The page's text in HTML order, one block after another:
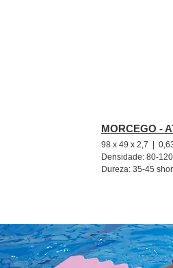
MORCEGO -
98 x 49 x 2,7 |
Densidade: 80-
Dureza: 35-45